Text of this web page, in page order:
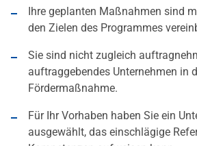
Ihre geplanten Maßnahmen sind
den Zielen des Programmes
Sie sind nicht zugleich
auftraggebendes Unternehmen in
Fördermaßnahme.
Für Ihr Vorhaben haben Sie ein
ausgewählt, das einschlägige